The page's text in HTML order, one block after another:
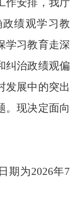
作安排，我厅
绩观学习教
学习教育走深
纠治政绩观偏
发展中的突出
。现决定面向
期为2026年7